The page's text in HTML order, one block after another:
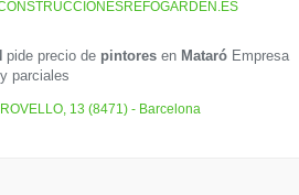
pide precio de pintores en Mataró Empresa
parciales
13 (8471) - Barcelona